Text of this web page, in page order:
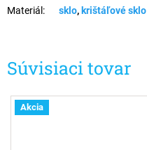
Súvisiaci tovar
Akcia
Materiál : sklo, krištáľové sklo